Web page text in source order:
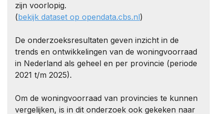
zijn voorlopig.
(bekijk dataset op opendata.cbs.nl)
De onderzoeksresultaten geven inzicht in de
trends en ontwikkelingen van de woningvoorraad
in Nederland als geheel en per provincie (periode
2021 t/m 2025).
Om de woningvoorraad van provincies te kunnen
vergelijken, is in dit onderzoek ook gekeken naar